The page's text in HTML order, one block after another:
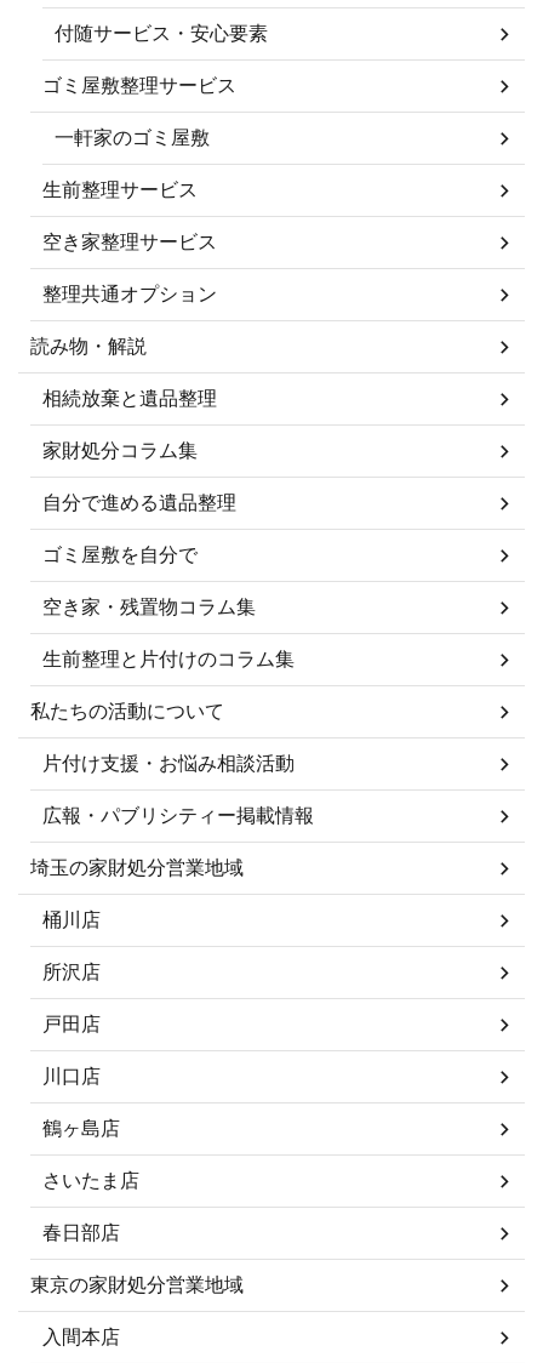
付随サービス・安心要素
ゴミ屋敷整理サービス
一軒家のゴミ屋敷
生前整理サービス
空き家整理サービス
整理共通オプション
読み物・解説
相続放棄と遺品整理
家財処分コラム集
自分で進める遺品整理
ゴミ屋敷を自分で
空き家・残置物コラム集
生前整理と片付けのコラム集
私たちの活動について
片付け支援・お悩み相談活動
広報・パブリシティー掲載情報
埼玉の家財処分営業地域
桶川店
所沢店
戸田店
川口店
鶴ヶ島店
さいたま店
春日部店
東京の家財処分営業地域
入間本店